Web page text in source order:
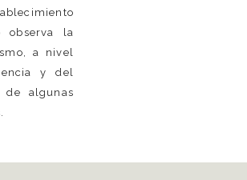
observa la
a nivel
y del
algunas